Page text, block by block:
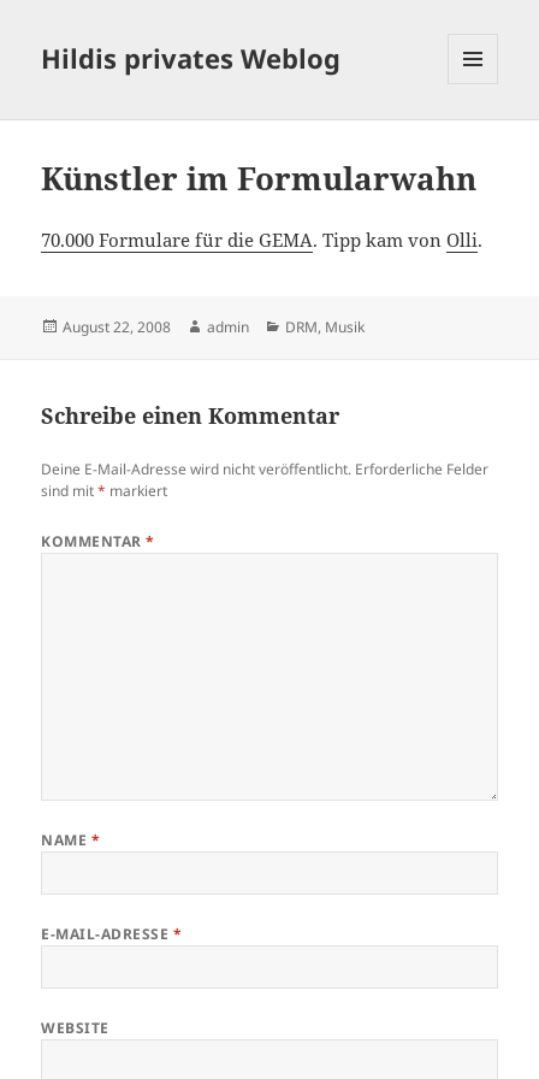
Hildis privates Weblog
Künstler im Formularwahn
70.000 Formulare für die GEMA. Tipp kam vonOlli.
Veröffentlicht
August 22, 2008 Autor
admin Kategorien
DRM, Musik
Schreibe einen Kommentar
Deine E-Mail-Adresse wird nicht veröffentlicht. Erforderliche Felder
sind mit* markiert
KOMMENTAR*
NAME *
E-MAIL-ADRESSE *
WEBSITE